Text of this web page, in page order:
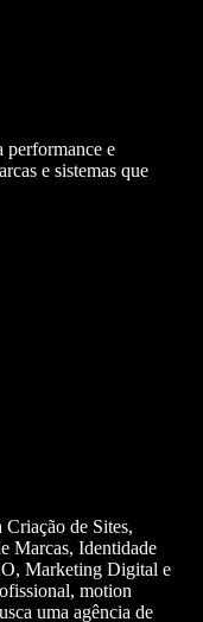
performance e
e sistemas que
de Sites,
Marcas, Identidade
Marketing Digital e
motion
uma agência de